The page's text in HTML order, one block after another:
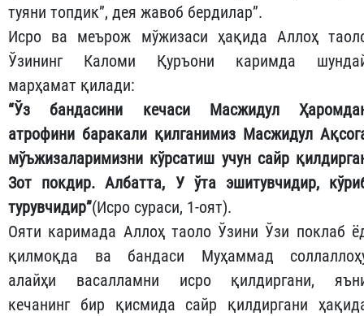
туяни топдик”, дея жавоб бердилар”.
Исро ва меърож мўжизаси ҳақида Аллоҳ
Ўзининг Каломи Қуръони каримда
марҳамат қилади:
“Ўз бандасини кечаси Масжидул
атрофини баракали қилганимиз Масжидул
мўъжизаларимизни кўрсатиш учун сайр
Зот покдир. Албатта, У ўта эшитувчидир,
турувчидир”(Исро сураси, 1-оят).
Ояти каримада Аллоҳ таоло Ўзини Ўзи поклаб
қилмоқда ва бандаси Муҳаммад
алайҳи васалламни исро қилдиргани,
кечанинг бир қисмида сайр қилдиргани